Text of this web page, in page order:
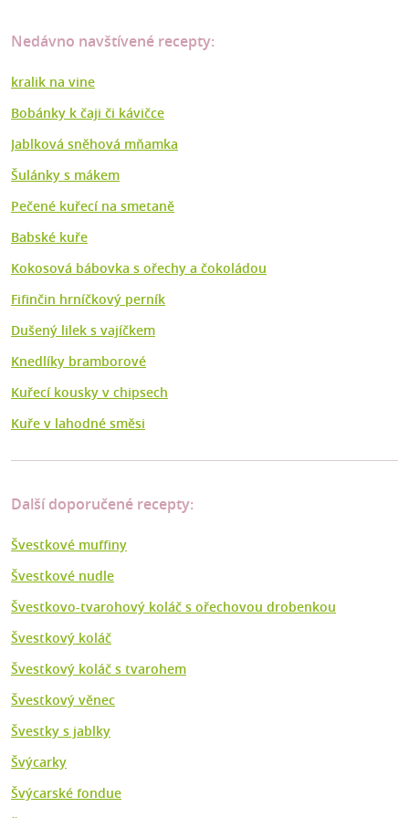
Nedávno navštívené recepty:
kralik na vine
Bobánky k čaji či kávičce
Jablková sněhová mňamka
Šulánky s mákem
Pečené kuřecí na smetaně
Babské kuře
Kokosová bábovka s ořechy a čokoládou
Fifinčin hrníčkový perník
Dušený lilek s vajíčkem
Knedlíky bramborové
Kuřecí kousky v chipsech
Kuře v lahodné směsi
Další doporučené recepty:
Švestkové muffiny
Švestkové nudle
Švestkovo-tvarohový koláč s ořechovou drobenkou
Švestkový koláč
Švestkový koláč s tvarohem
Švestkový věnec
Švestky s jablky
Švýcarky
Švýcarské fondue